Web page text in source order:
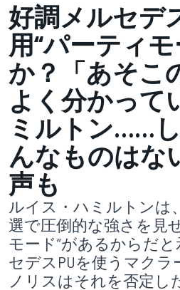
好調メルセデ
用“パーティ
か？「あそこ
よく分かって
ミルトン……
んなものはな
声も
ルイス・ハミルトンは
選で圧倒的な強さを見
モード”があるからだ
セデスPUを使うマクラ
ノリスはそれを否定し